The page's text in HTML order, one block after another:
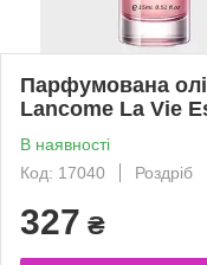
Парфумована
Lancome La Vie
В наявності
Код: 17040
Роздріб
327 ₴